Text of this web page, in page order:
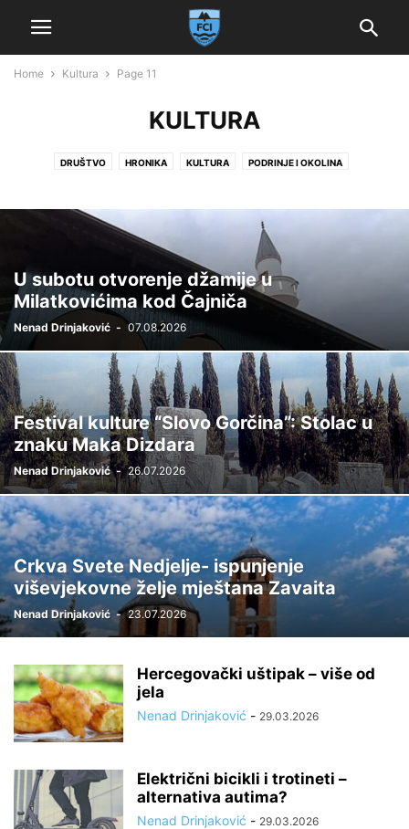
Home Kultura Page 11
KULTURA
DRUŠTVO HRONIKA KULTURA PODRINJE I OKOLINA
U subotu otvorenje džamije u
Milatkovićima kod Čajniča
Nenad Drinjaković - 07.08.2026
Festival kulture “Slovo Gorčina”: Stolac u
znaku Maka Dizdara
Nenad Drinjaković - 26.07.2026
Crkva Svete Nedjelje- ispunjenje
viševjekovne želje mještana Zavaita
Nenad Drinjaković - 23.07.2026
Hercegovački uštipak – više od
jela
Nenad Drinjaković - 29.03.2026
Električni bicikli i trotineti –
alternativa autima?
Nenad Drinjaković - 29.03.2026